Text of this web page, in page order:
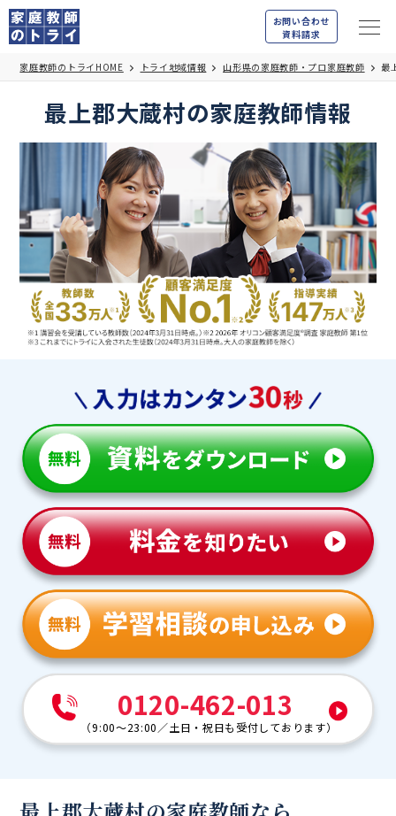
お問い合わせ
資料請求
家庭教師のトライHOME トライ地域情報 山形県の家庭教師・プロ家庭教師 最
最上郡大蔵村の家庭教師情報
0120-462-013
（9:00～23:00／土日・祝日も受付しております）